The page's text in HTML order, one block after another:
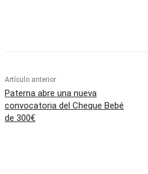
Artículo anterior
Paterna abre una nueva
convocatoria del Cheque Bebé
de 300€